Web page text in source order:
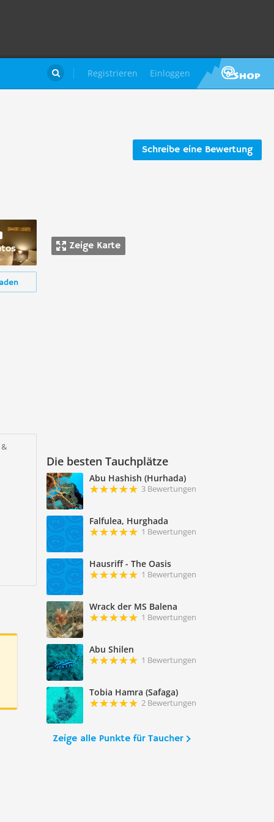
Registrieren Einloggen

Schreibe eine Bewertung
Zeige Karte
Die besten Tauchplätze
Abu Hashish (Hurhada)
3 Bewertungen
Falfulea, Hurghada
1 Bewertungen
Hausriff - The Oasis
1 Bewertungen
Wrack der MS Balena
1 Bewertungen
Abu Shilen
1 Bewertungen
Tobia Hamra (Safaga)
2 Bewertungen
Zeige alle Punkte für Taucher